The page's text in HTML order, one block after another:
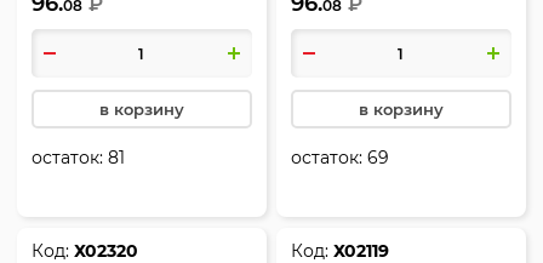
08 ₽
в корзину
остаток:81
08 ₽
в корзину
остаток:69
Код:Х02320
Код:Х02119